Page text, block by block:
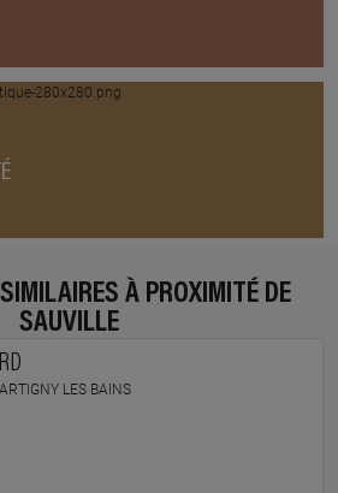
À PROXIMITÉ DE
SAUVILLE
LES BAINS